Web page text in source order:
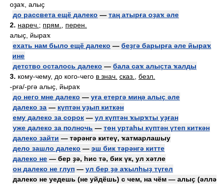
оҙаҡ, алыҫ
до рассвета ещё далеко — таң атырға оҙаҡ әле
2. нареч. ; прям.
перен.
алыҫ, йыраҡ
ехать нам было ещё далеко — беҙгә барырға әле йыраҡ
ине
детство осталось далеко — бала саҡ алыҫта ҡалды
3. кому-чему, до кого-чего в знач. сказ.
безл.
-рға/-ргә алыҫ, йыраҡ
до него мне далеко — уға етергә миңә алыҫ әле
далеко за — күптән уҙып киткән
ему далеко за сорок — ул күптән ҡырҡты уҙған
уже далеко за полночь — төн уртаһы күптән үтеп киткән
далеко зайти — тәрәнгә китеү, ҡатмарлашыу
дело зашло далеко — эш бик тәрәнгә китте
далеко не — бер ҙә, һис тә, бик үк, ул хәтле
он далеко не глуп — ул бер ҙә аҡылһыҙ түгел
далеко не уедешь (не уйдёшь) с чем, на чём — алыҫ (әллә